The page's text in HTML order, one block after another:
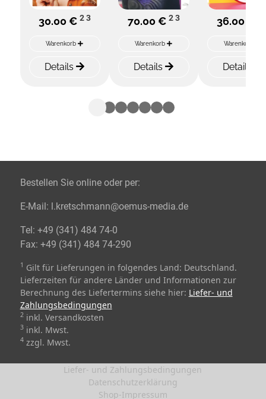
30.00 € 2 3
Warenkorb
Details
70.00 € 2 3
Warenkorb
Details
36.00 €
Warenkorb
Details
Bestellen Sie online oder per:
E-Mail: l.kretschmann@oemus-media.de
Tel: +49 (341) 484 74-0
Fax: +49 (341) 484 74-290
1 Gilt für Lieferungen in folgendes Land: Deutschland.
Lieferzeiten für andere Länder und Informationen zur
Berechnung des Liefertermins siehe hier: Liefer- und
Zahlungsbedingungen
2inkl. Versandkosten
3inkl. Mwst.
4zzgl. Mwst.
Liefer- und Zahlungsbedingungen
Datenschutzerklärung
Shop-Impressum